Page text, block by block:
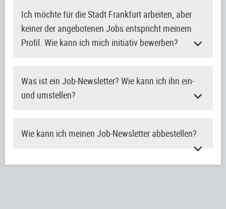
Ich möchte für die Stadt Frankfurt arbeiten, aber
keiner der angebotenen Jobs entspricht meinem
Profil. Wie kann ich mich initiativ bewerben?
Was ist ein Job-Newsletter? Wie kann ich ihn ein-
und umstellen?
Wie kann ich meinen Job-Newsletter abbestellen?